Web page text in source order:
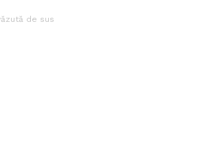
de sus